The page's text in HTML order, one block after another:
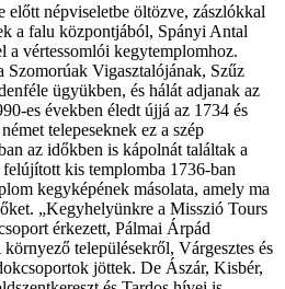
előtt népviseletbe öltözve, zászlókkal
a falu központjából, Spányi Antal
a vértessomlói kegytemplomhoz.
Szomorúak Vigasztalójának, Szűz
ügyükben, és hálát adjanak az
es években éledt újjá az 1734 és
telepeseknek ez a szép
az időkben is kápolnát találtak a
kis templomba 1736-ban
kegyképének másolata, amely ma
„Kegyhelyünkre a Misszió Tours
érkezett, Pálmai Árpád
településekről, Várgesztes és
jöttek. De Ászár, Kisbér,